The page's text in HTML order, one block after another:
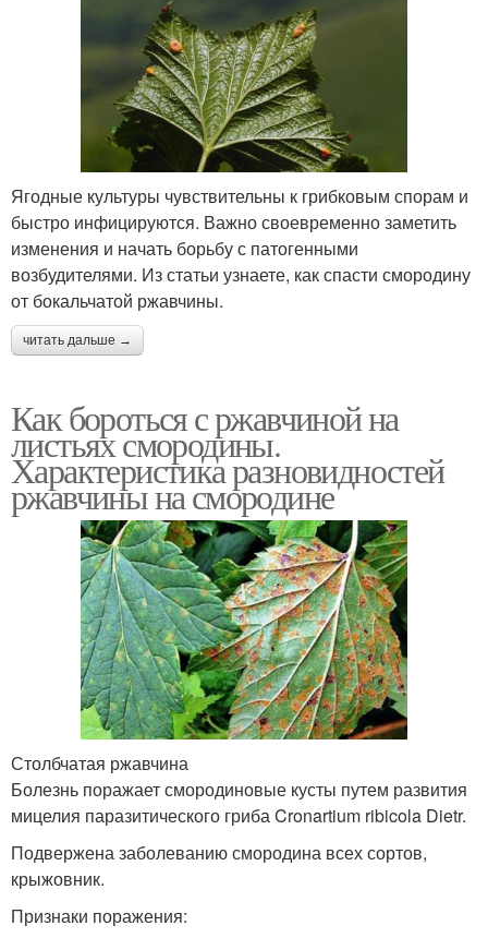
Ягодные культуры чувствительны к грибковым спорам и
быстро инфицируются. Важно своевременно заметить
изменения и начать борьбу с патогенными
возбудителями. Из статьи узнаете, как спасти смородину
от бокальчатой ржавчины.
читать дальше →
Как бороться с ржавчиной на
листьях смородины.
Характеристика разновидностей
ржавчины на смородине
Столбчатая ржавчина
Болезнь поражает смородиновые кусты путем развития
мицелия паразитического гриба Cronartium ribicola Dietr.
Подвержена заболеванию смородина всех сортов,
крыжовник.
Признаки поражения: